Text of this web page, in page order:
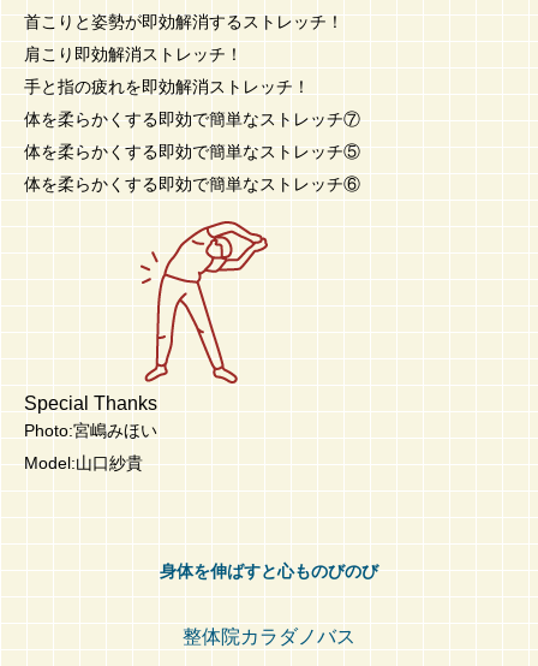
首こりと姿勢が即効解消するストレッチ！
肩こり即効解消ストレッチ！
手と指の疲れを即効解消ストレッチ！
体を柔らかくする即効で簡単なストレッチ⑦
体を柔らかくする即効で簡単なストレッチ⑤
体を柔らかくする即効で簡単なストレッチ⑥
Special Thanks
Photo:宮嶋みほい
Model:山口紗貴
身体を伸ばすと心ものびのび
整体院カラダノバス